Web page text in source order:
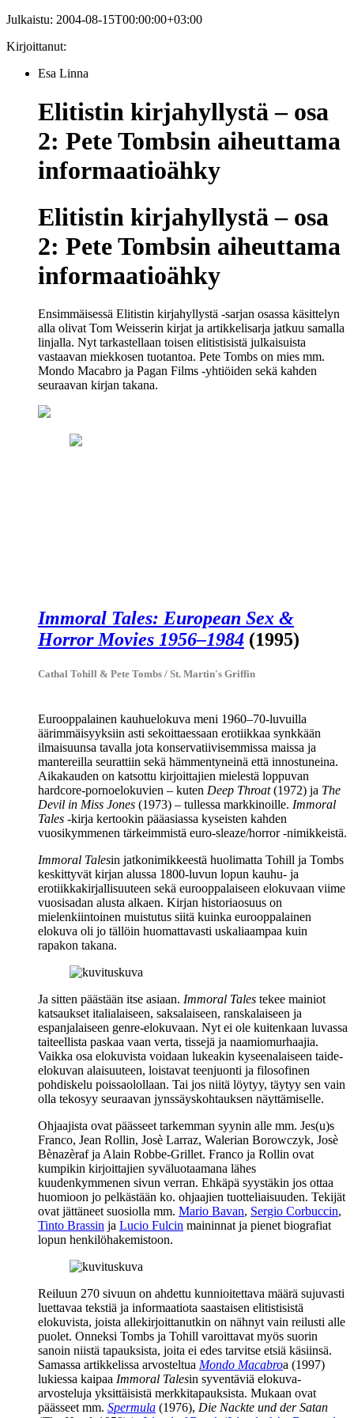
Julkaistu: 2004-08-15T00:00:00+03:00
Kirjoittanut:
Esa Linna
Elitistin kirjahyllystä – osa
2: Pete Tombsin aiheuttama
informaatioähky
Elitistin kirjahyllystä – osa
2: Pete Tombsin aiheuttama
informaatioähky
Ensimmäisessä Elitistin kirjahyllystä -sarjan osassa käsittelyn
alla olivat Tom Weisserin kirjat ja artikkelisarja jatkuu samalla
linjalla. Nyt tarkastellaan toisen elitistisistä julkaisuista
vastaavan miekkosen tuotantoa. Pete Tombs on mies mm.
Mondo Macabro ja Pagan Films -yhtiöiden sekä kahden
seuraavan kirjan takana.
Immoral Tales: European Sex &
Horror Movies 1956–1984 (1995)
Cathal Tohill & Pete Tombs / St. Martin's Griffin
Eurooppalainen kauhuelokuva meni 1960–70‑luvuilla
äärimmäisyyksiin asti sekoittaessaan erotiikkaa synkkään
ilmaisuunsa tavalla jota konservatiivisemmissa maissa ja
mantereilla seurattiin sekä hämmentyneinä että innostuneina.
Aikakauden on katsottu kirjoittajien mielestä loppuvan
hardcore-pornoelokuvien – kuten Deep Throat(1972) ja The
Devil in Miss Jones (1973) – tullessa markkinoille. Immoral
Tales ‑kirja kertookin pääasiassa kyseisten kahden
vuosikymmenen tärkeimmistä euro-sleaze/horror ‑nimikkeistä.
Immoral Talesin jatkonimikkeestä huolimatta Tohill ja Tombs
keskittyvät kirjan alussa 1800‑luvun lopun kauhu‑ ja
erotiikkakirjallisuuteen sekä eurooppalaiseen elokuvaan viime
vuosisadan alusta alkaen. Kirjan historiaosuus on
mielenkiintoinen muistutus siitä kuinka eurooppalainen
elokuva oli jo tällöin huomattavasti uskaliaampaa kuin
rapakon takana.
Ja sitten päästään itse asiaan. Immoral Tales tekee mainiot
katsaukset italialaiseen, saksalaiseen, ranskalaiseen ja
espanjalaiseen genre-elokuvaan. Nyt ei ole kuitenkaan luvassa
taiteellista paskaa vaan verta, tissejä ja naamiomurhaajia.
Vaikka osa elokuvista voidaan lukeakin kyseenalaiseen taide-
elokuvan alaisuuteen, loistavat teenjuonti ja filosofinen
pohdiskelu poissaolollaan. Tai jos niitä löytyy, täytyy sen vain
olla tekosyy seuraavan jynssäyskohtauksen näyttämiselle.
Ohjaajista ovat päässeet tarkemman syynin alle mm. Jes(u)s
Franco, Jean Rollin, Josè Larraz, Walerian Borowczyk, Josè
Bènazèrafja Alain Robbe-Grillet. Franco ja Rollin ovat
kumpikin kirjoittajien syväluotaamana lähes
kuudenkymmenen sivun verran. Ehkäpä syystäkin jos ottaa
huomioon jo pelkästään ko. ohjaajien tuotteliaisuuden. Tekijät
ovat jättäneet suosiolla mm. Mario Bavan, Sergio Corbuccin,
Tinto Brassin ja Lucio Fulcin maininnat ja pienet biografiat
lopun henkilöhakemistoon.
Reiluun 270 sivuun on ahdettu kunnioitettava määrä sujuvasti
luettavaa tekstiä ja informaatiota saastaisen elitistisistä
elokuvista, joista allekirjoittanutkin on nähnyt vain reilusti alle
puolet. Onneksi Tombs ja Tohill varoittavat myös suorin
sanoin niistä tapauksista, joita ei edes tarvitse etsiä käsiinsä.
Samassa artikkelissa arvosteltua Mondo Macabroa (1997)
lukiessa kaipaa Immoral Talesin syventäviä elokuva-
arvosteluja yksittäisistä merkkitapauksista. Mukaan ovat
päässeet mm. Spermula (1976), Die Nackte und der Satan